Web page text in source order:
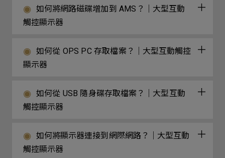
如何將網路磁碟增加到 AMS？｜大型互動
觸控顯示器
如何從 OPS PC 存取檔案？｜大型互動觸控
顯示器
如何從 USB 隨身碟存取檔案？｜大型互動
觸控顯示器
如何將顯示器連接到網際網路？｜大型互動
觸控顯示器